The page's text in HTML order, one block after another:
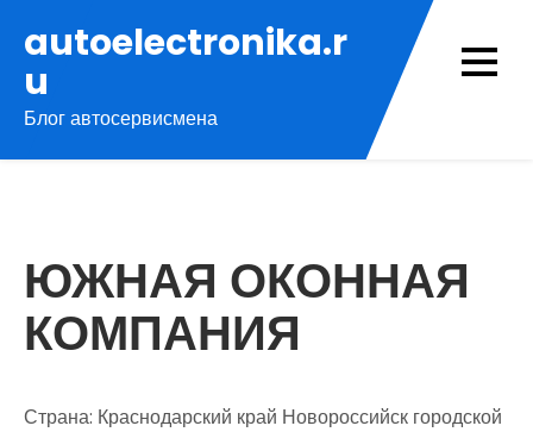
содержимому
autoelectronika.r
u
Блог автосервисмена
ЮЖНАЯ ОКОННАЯ
КОМПАНИЯ
Страна: Краснодарский край Новороссийск городской